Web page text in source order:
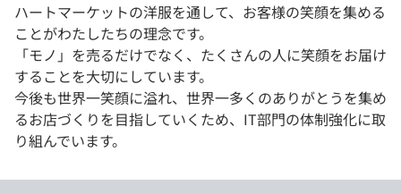
ハートマーケットの洋服を通して、お客様の笑顔を集める
ことがわたしたちの理念です。
「モノ」を売るだけでなく、たくさんの人に笑顔をお届け
することを大切にしています。
今後も世界一笑顔に溢れ、世界一多くのありがとうを集め
るお店づくりを目指していくため、IT部門の体制強化に取
り組んでいます。